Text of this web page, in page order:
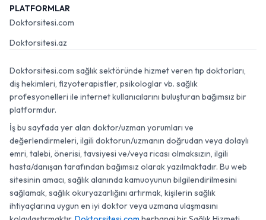
PLATFORMLAR
Doktorsitesi.com
Doktorsitesi.az
Doktorsitesi.com sağlık sektöründe hizmet veren tıp doktorları,
diş hekimleri, fizyoterapistler, psikologlar vb. sağlık
profesyonelleri ile internet kullanıcılarını buluşturan bağımsız bir
platformdur.
İş bu sayfada yer alan doktor/uzman yorumları ve
değerlendirmeleri, ilgili doktorun/uzmanın doğrudan veya dolaylı
emri, talebi, önerisi, tavsiyesi ve/veya ricası olmaksızın, ilgili
hasta/danışan tarafından bağımsız olarak yazılmaktadır. Bu web
sitesinin amacı, sağlık alanında kamuoyunun bilgilendirilmesini
sağlamak, sağlık okuryazarlığını artırmak, kişilerin sağlık
ihtiyaçlarına uygun en iyi doktor veya uzmana ulaşmasını